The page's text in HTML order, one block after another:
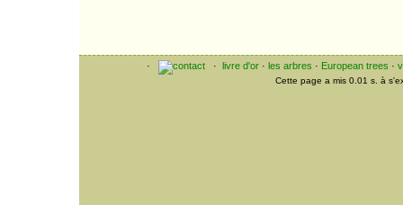
· · livre d'or · les arbres · European trees ·
Cette page a mis 0.01 s. à